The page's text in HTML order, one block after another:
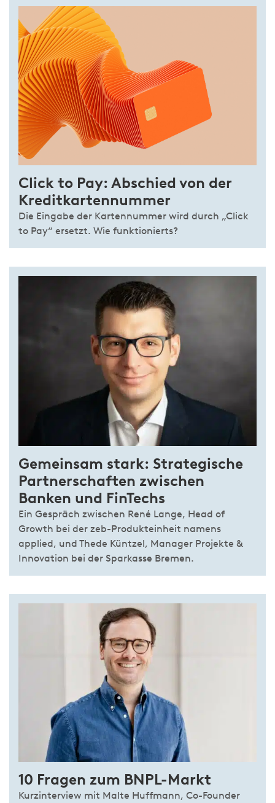
Click to Pay: Abschied von der
Kreditkartennummer
Die Eingabe der Kartennummer wird durch „Click
to Pay“ ersetzt. Wie funktionierts?
Gemeinsam stark: Strategische
Partnerschaften zwischen
Banken und FinTechs
Ein Gespräch zwischen René Lange, Head of
Growth bei der zeb-Produkteinheit namens
applied, und Thede Küntzel, Manager Projekte &
Innovation bei der Sparkasse Bremen.
10 Fragen zum BNPL-Markt
Kurzinterview mit Malte Huffmann, Co-Founder